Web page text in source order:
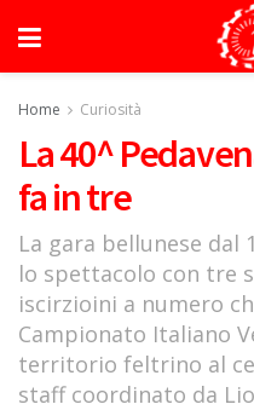
Home Curiosità
La 40^
fa in tre
La gara bellunese dal
lo spettacolo con tre
iscirzioini a numero
Campionato Italiano
territorio feltrino al
staff coordinato da